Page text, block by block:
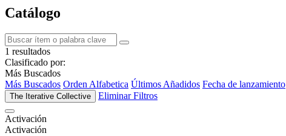
Catálogo
1 resultados
Clasificado por:
Más Buscados
Más Buscados Orden Alfabetica Últimos Añadidos Fecha de lanzamiento
The Iterative Collective Eliminar Filtros
Activación
Activación